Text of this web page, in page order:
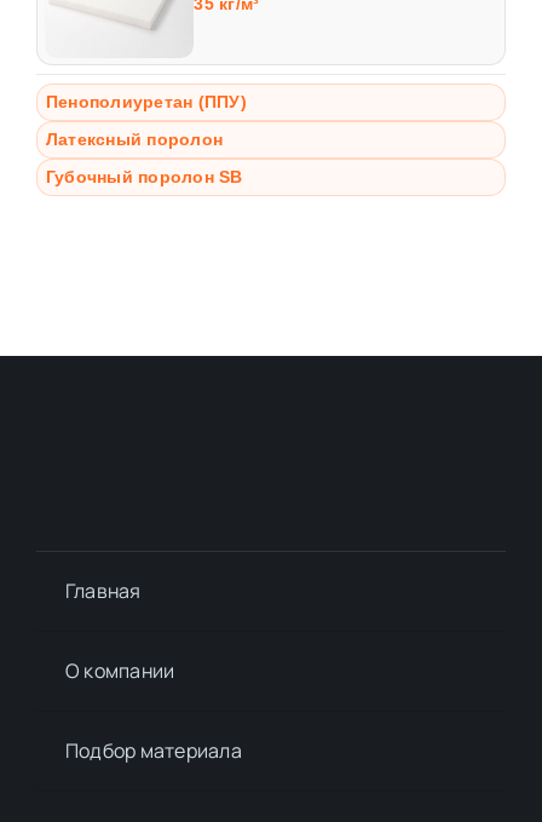
Пенополиуретан (ППУ)
Латексный поролон
Губочный поролон SB
Главная
О компании
Подбор материалa